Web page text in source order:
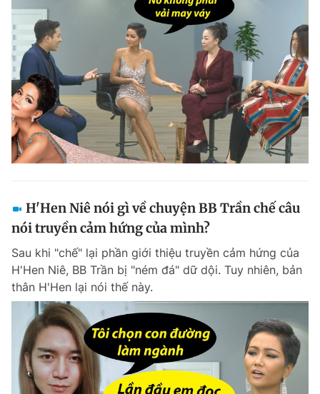
H'Hen Niê nói gì về chuyện BB Trần chế câu
nói truyền cảm hứng của mình?
Sau khi "chế" lại phần giới thiệu truyền cảm hứng của
H'Hen Niê, BB Trần bị "ném đá" dữ dội. Tuy nhiên, bản
thân H'Hen lại nói thế này.